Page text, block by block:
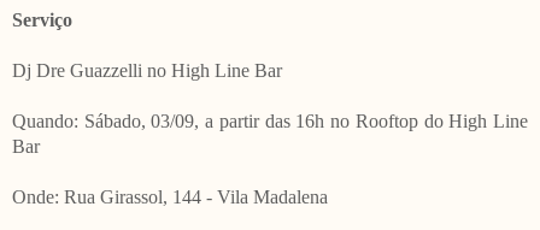
Serviço
Dj Dre Guazzelli no High Line Bar
Quando: Sábado, 03/09, a partir das 16h no Rooftop do High Line
Bar
Onde: Rua Girassol, 144 - Vila Madalena